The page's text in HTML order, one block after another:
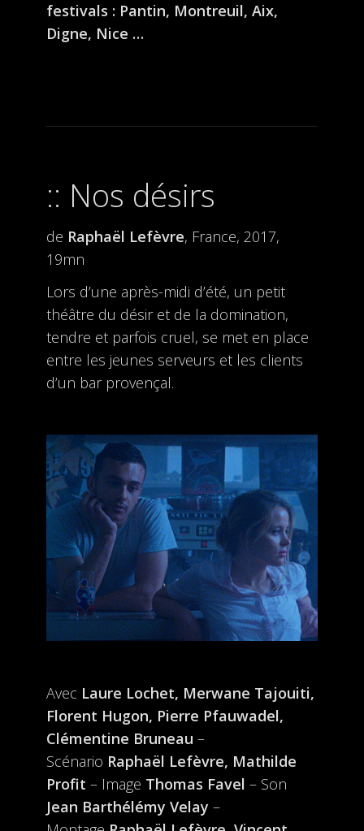
festivals : Pantin, Montreuil, Aix,
Digne, Nice …
Nos désirs
de Raphaël Lefèvre, France, 2017,
19mn
Lors d’une après-midi d’été, un petit
théâtre du désir et de la domination,
tendre et parfois cruel, se met en place
entre les jeunes serveurs et les clients
d’un bar provençal.
Avec Laure Lochet, Merwane Tajouiti,
Florent Hugon, Pierre Pfauwadel,
Clémentine Bruneau –
Scénario Raphaël Lefèvre, Mathilde
Profit – Image Thomas Favel – Son
Jean Barthélémy Velay –